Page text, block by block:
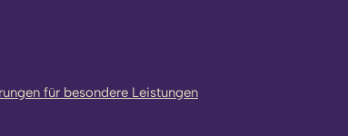
für besondere Leistungen